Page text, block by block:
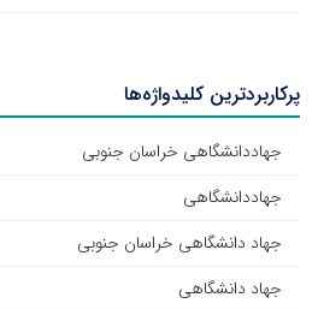
پرکاربردترین کلیدواژه‌ها
جهاددانشگاهی خراسان جنوبی
جهاددانشگاهی
جهاد دانشگاهی خراسان جنوبی
جهاد دانشگاهی